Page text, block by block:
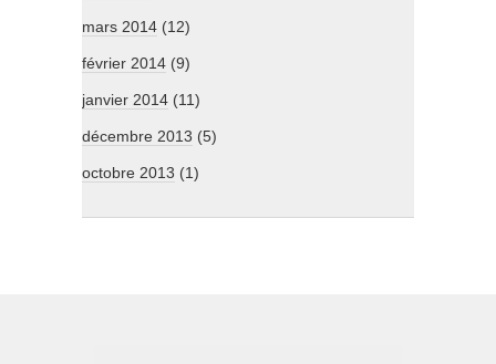
mars 2014 (12)
février 2014 (9)
janvier 2014 (11)
décembre 2013 (5)
octobre 2013 (1)